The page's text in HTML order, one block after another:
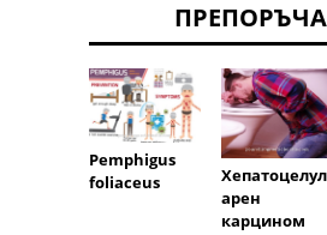
Pemphigus
foliaceus
Хепатоцелул
арен
карцином